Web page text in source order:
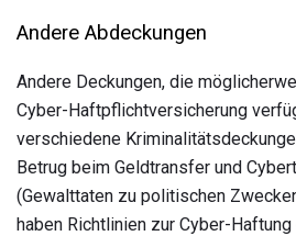
Andere Abdeckungen
Andere Deckungen, die
Cyber-Haftpflichtversicherung
verschiedene
Betrug beim Geldtransfer und
(Gewalttaten zu politischen
haben Richtlinien zur Cyber-